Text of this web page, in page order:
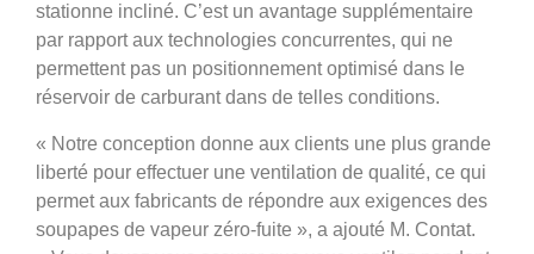
stationne incliné. C’est un avantage supplémentaire
par rapport aux technologies concurrentes, qui ne
permettent pas un positionnement optimisé dans le
réservoir de carburant dans de telles conditions.
« Notre conception donne aux clients une plus grande
liberté pour effectuer une ventilation de qualité, ce qui
permet aux fabricants de répondre aux exigences des
soupapes de vapeur zéro-fuite », a ajouté M. Contat.